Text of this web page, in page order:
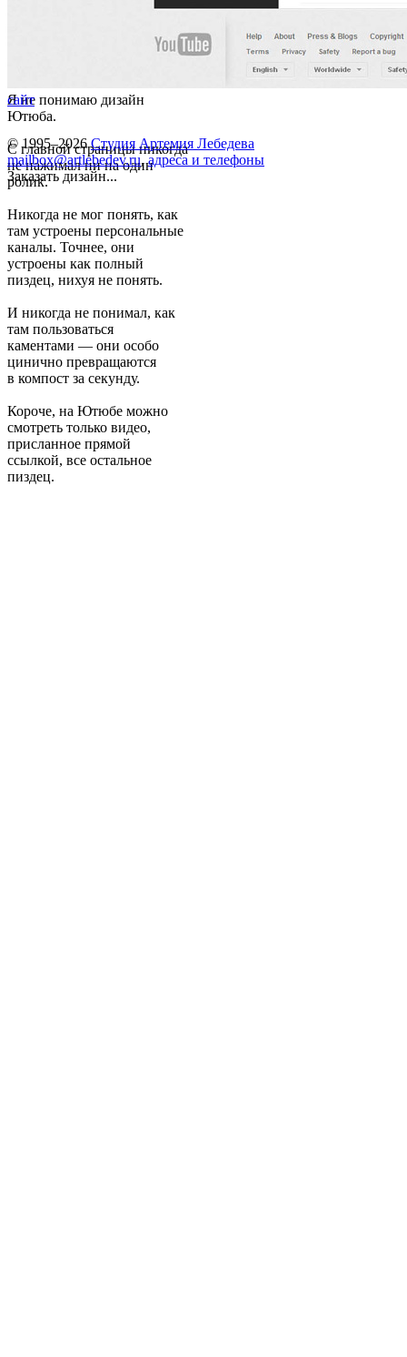
Я не понимаю дизайн
Ютюба.
С главной страницы никогда
не нажимал ни на один
ролик.
Никогда не мог понять, как
там устроены персональные
каналы. Точнее, они
устроены как полный
пиздец, нихуя не понять.
И никогда не понимал, как
там пользоваться
каментами — они особо
цинично превращаются
в компост за секунду.
Короче, на Ютюбе можно
смотреть только видео,
присланное прямой
ссылкой, все остальное
пиздец.
сайт
© 1995–2026 Студия Артемия Лебедева
mailbox@artlebedev.ru, адреса и телефоны
Заказать дизайн...